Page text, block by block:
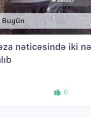
Bugün
nəticəsində iki
0